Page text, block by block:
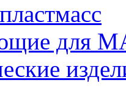
для